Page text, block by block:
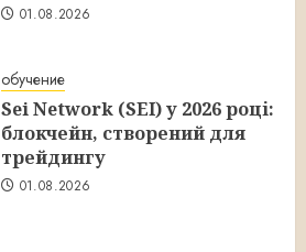
01.08.2026
обучение
Sei Network (SEI) у 2026 році:
блокчейн, створений для
трейдингу
01.08.2026